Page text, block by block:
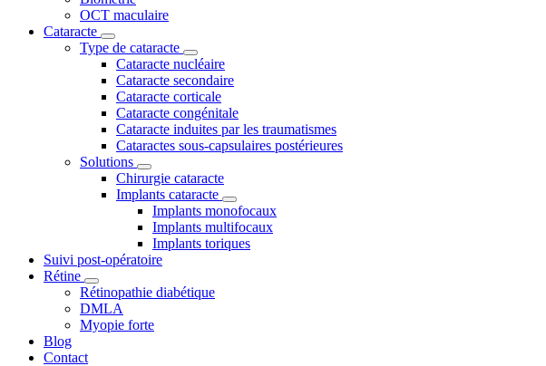
OCT maculaire
Cataracte
Type de cataracte
Cataracte nucléaire
Cataracte secondaire
Cataracte corticale
Cataracte congénitale
Cataracte induites par les traumatismes
Cataractes sous-capsulaires postérieures
Solutions
Chirurgie cataracte
Implants cataracte
Implants monofocaux
Implants multifocaux
Implants toriques
Suivi post-opératoire
Rétine
Rétinopathie diabétique
DMLA
Myopie forte
Blog
Contact